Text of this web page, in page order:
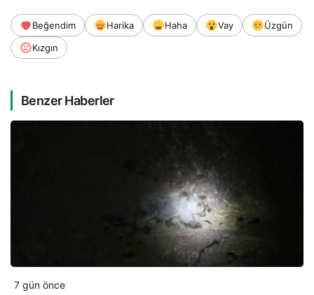
Beğendim Harika Haha Vay
Üzgün
Kızgın
Benzer Haberler
7 gün önce